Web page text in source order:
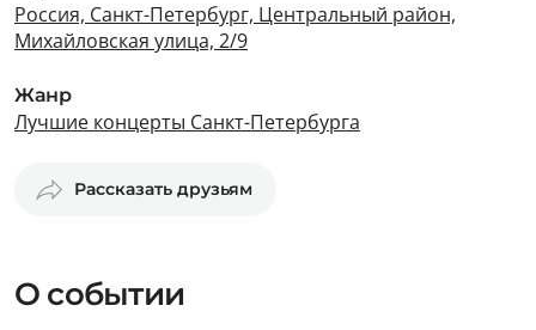
Россия, Санкт-Петербург, Центральный район,
Михайловская улица, 2/9
Жанр
Лучшие концерты Санкт-Петербурга
Рассказать друзьям
О событии